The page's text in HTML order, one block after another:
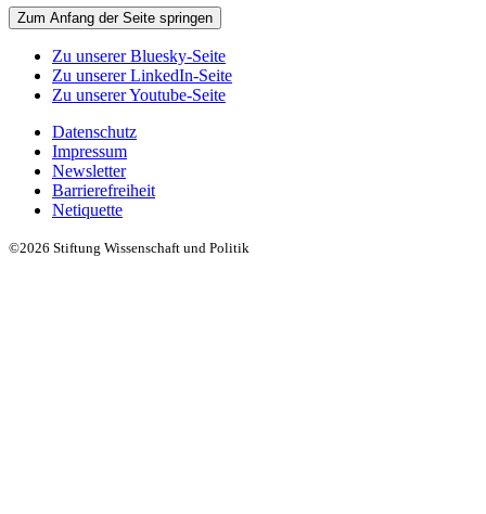
Zum Anfang der Seite springen
Zu unserer Bluesky-Seite
Zu unserer LinkedIn-Seite
Zu unserer Youtube-Seite
Datenschutz
Impressum
Newsletter
Barrierefreiheit
Netiquette
©2026 Stiftung Wissenschaft und Politik